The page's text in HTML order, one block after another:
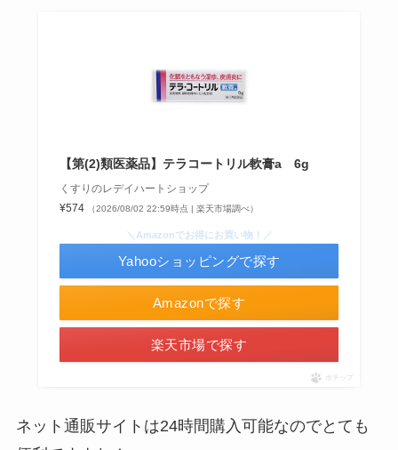
インソールはどこに売ってる？100均やドラッグス
【第(2)類医薬品】テラコートリル軟膏a 6g
くすりのレデイハートショップ
¥574
（2026/08/02 22:59時点 | 楽天市場調べ）
Amazonで探す
楽天市場で探す
＼Amazonでお得にお買い物！／
Yahooショッピングで探す
ポチップ
ネット通販サイトは24時間購入可能なのでとても